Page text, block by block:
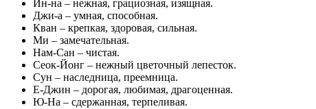
Ин-на – нежная, грациозная, изящная.
Джи-а – умная, способная.
Кван – крепкая, здоровая, сильная.
Ми – замечательная.
Нам-Сан – чистая.
Сеок-Йонг – нежный цветочный лепесток.
Сун – наследница, преемница.
Е-Джин – дорогая, любимая, драгоценная.
Ю-На – сдержанная, терпеливая.